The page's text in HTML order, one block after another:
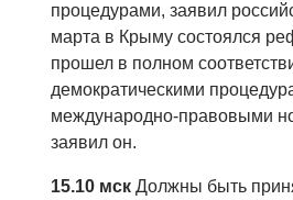
процедурами, заявил
марта в Крыму состоялся
прошел в полном
демократическими
международно-правовыми
заявил он.
15.10 мск Должны быть